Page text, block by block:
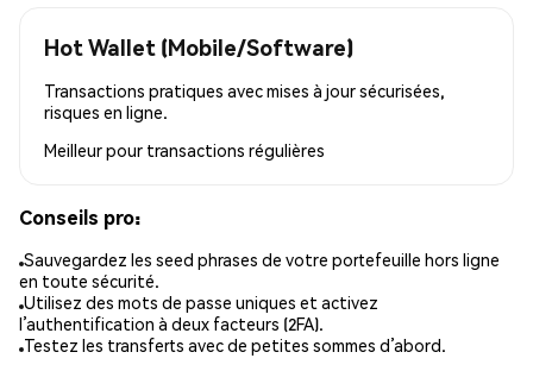
Hot Wallet (Mobile/Software)
Transactions pratiques avec mises à jour sécurisées,
risques en ligne.
Meilleur pour transactions régulières
Conseils pro:
Sauvegardez les seed phrases de votre portefeuille hors ligne
en toute sécurité.
Utilisez des mots de passe uniques et activez
l’authentification à deux facteurs (2FA).
Testez les transferts avec de petites sommes d’abord.